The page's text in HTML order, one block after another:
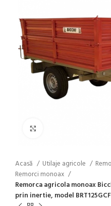
Acasă Utilaje agricole
Remorci monoax
Remorca agricola monoax
prin inertie, model